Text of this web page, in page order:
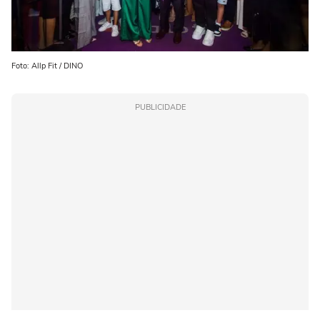
Foto: Allp Fit / DINO
PUBLICIDADE